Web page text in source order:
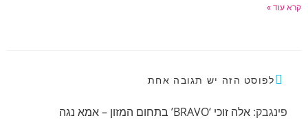
קרא עוד »
לפוסט הזה יש תגובה אחת
פינגבק:אלה זוכי ‘BRAVO’ בתחום המזון – אמא נגה